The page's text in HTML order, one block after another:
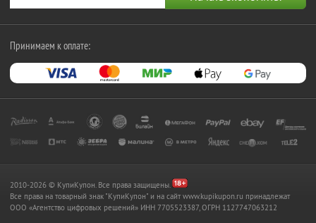
Принимаем к оплате:
2010-2026 © КупиКупон. Все права защищены.
Все права на товарный знак "КупиКупон" и на сайт www.kupikupon.ru принадлежат
OOO «Агентство цифровых решений» ИНН 7705523387, ОГРН 1127747063212